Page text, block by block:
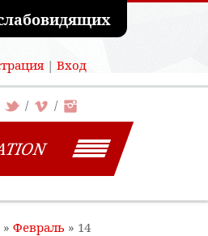
| Вход
» Февраль » 14